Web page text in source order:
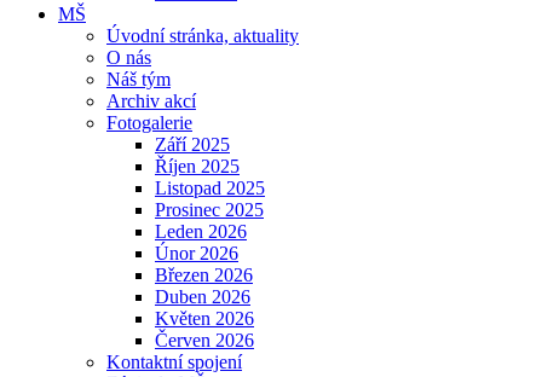
MŠ
Úvodní stránka, aktuality
O nás
Náš tým
Archiv akcí
Fotogalerie
Září 2025
Říjen 2025
Listopad 2025
Prosinec 2025
Leden 2026
Únor 2026
Březen 2026
Duben 2026
Květen 2026
Červen 2026
Kontaktní spojení